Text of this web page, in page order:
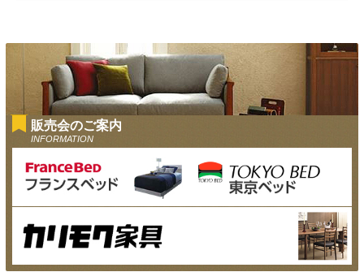
販売会のご案内
INFORMATION